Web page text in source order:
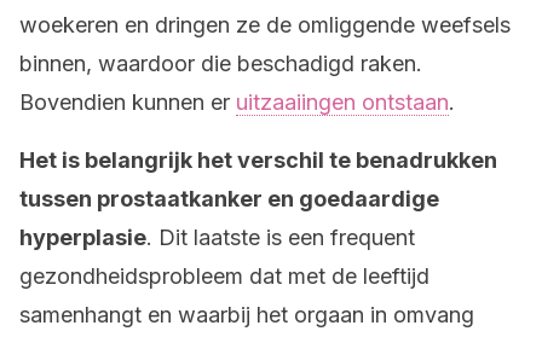
woekeren en dringen ze de omliggende weefsels
binnen, waardoor die beschadigd raken.
Bovendien kunnen er uitzaaiingen ontstaan.
Het is belangrijk het verschil te benadrukken
tussen prostaatkanker en goedaardige
hyperplasie. Dit laatste is een frequent
gezondheidsprobleem dat met de leeftijd
samenhangt en waarbij het orgaan in omvang